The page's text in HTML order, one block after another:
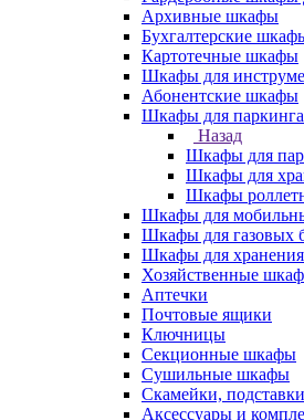
Архивные шкафы
Бухгалтерские
Картотечные шкафы
Шкафы для
Абонентские шкафы
Шкафы для паркинга
Назад
Шкафы для
Шкафы для
Шкафы
Шкафы для
Шкафы для газовых
Шкафы для
Хозяйственные
Аптечки
Почтовые ящики
Ключницы
Секционные шкафы
Сушильные шкафы
Скамейки,
Аксессуары и